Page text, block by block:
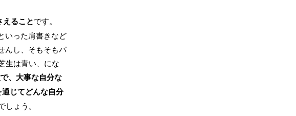
ることです。
いった肩書きなど
んし、そもそもパ
生は青い、にな
、大事な自分な
じてどんな自分
しょう。